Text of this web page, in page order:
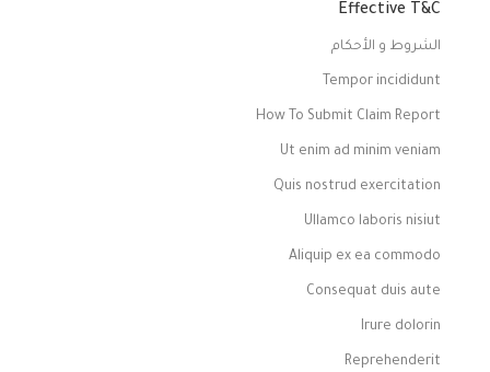
Effective T&C
الشروط و الأحكام
Tempor incididunt
How To Submit Claim Report
Ut enim ad minim veniam
Quis nostrud exercitation
Ullamco laboris nisiut
Aliquip ex ea commodo
Consequat duis aute
Irure dolorin
Reprehenderit